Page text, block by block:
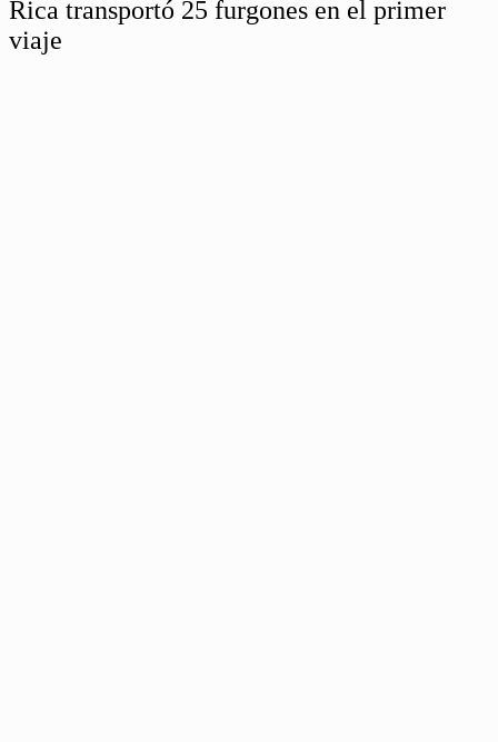
Rica transportó 25 furgones en el primer
viaje